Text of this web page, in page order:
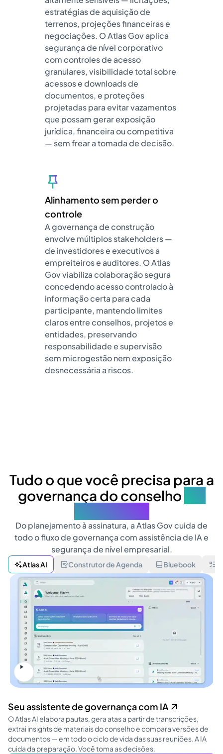
estratégias de aquisição de
terrenos, projeções financeiras e
negociações. O Atlas Gov aplica
segurança de nível corporativo
com controles de acesso
granulares, visibilidade total sobre
acessos e downloads de
documentos, e proteções
projetadas para evitar vazamentos
que possam gerar exposição
jurídica, financeira ou competitiva
— sem frear a tomada de decisão.
Alinhamento sem perder o
controle
A governança de construção
envolve múltiplos stakeholders —
de investidores e executivos a
empreiteiros e auditores. O Atlas
Gov viabiliza colaboração segura
concedendo acesso controlado à
informação certa para cada
participante, mantendo limites
claros entre conselhos, projetos e
entidades, preservando
responsabilidade e supervisão
sem microgestão nem exposição
desnecessária a riscos.
Tudo o que você precisa para a
governança do conselho
Do planejamento à assinatura, a Atlas Gov cuida de
todo o fluxo de governança com assistência de IA e
segurança de nível empresarial.
Atlas AI Construtor de Agenda Bluebook
Seu assistente de governança com IA
O Atlas AI elabora pautas, gera atas a partir de transcrições,
extrai insights de materiais do conselho e compara versões de
documentos — em todo o ciclo de vida das suas reuniões. A IA
cuida da preparação. Você toma as decisões.